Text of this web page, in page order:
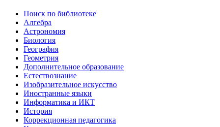
Поиск по библиотеке
Алгебра
Астрономия
Биология
География
Геометрия
Дополнительное образование
Естествознание
Изобразительное искусство
Иностранные языки
Информатика и ИКТ
История
Коррекционная педагогика